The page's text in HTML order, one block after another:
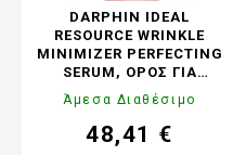
DARPHIN IDEAL
RESOURCE WRINKLE
MINIMIZER PERFECTING
SERUM, ΟΡΌΣ ΓΙΑ
ΜΕΊΩΣΗ ΤΩΝ ΡΥΤΊΔΩΝ
ΚΑΙ ΕΞΆΛΛΕΙΨΗ ΤΗΣ
ΕΜΦΆΝΙΣΗΣ ΤΩΝ
ΔΙΕΣΤΑΛΜΈΝΩΝ ΠΌΡΩΝ,
Άμεσα Διαθέσιμο
Τιμή
48,41 €